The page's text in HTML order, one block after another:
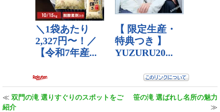
≪ 双門の滝 選りすぐりのスポットをご
紹介
笹の滝 選ばれし名所の魅力
≫